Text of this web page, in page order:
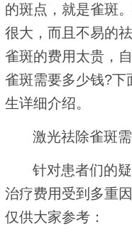
的斑点，就是雀斑
很大，而且不易的
雀斑的费用太贵，
雀斑需要多少钱?下
生详细介绍。
激光祛除雀斑
针对患者们的
治疗费用受到多重
仅供大家参考：